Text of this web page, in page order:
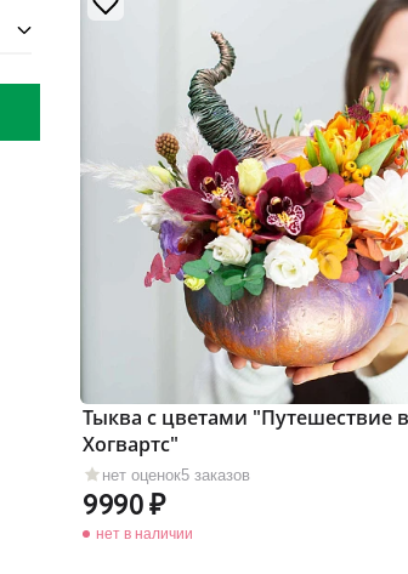
нет оценок5 заказов
Тыква с цветами "Путешествие в
Хогвартс"
9990
нет в наличии